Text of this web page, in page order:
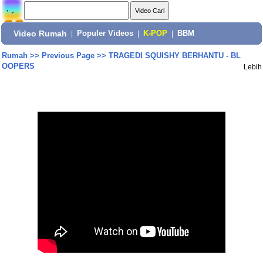
Video Rumah Populer Videos K-POP BBM
Rumah>> Previous Page>> TRAGEDI SQUISHY BERHANTU - BL
OOPERS
Lebih